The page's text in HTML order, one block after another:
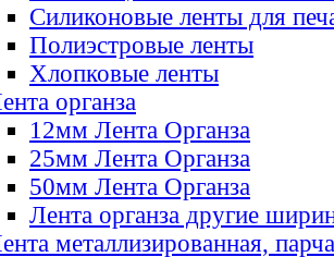
Силиконовые ленты для
Полиэстровые ленты
Хлопковые ленты
органза
12мм Лента Органза
25мм Лента Органза
50мм Лента Органза
Лента органза другие
металлизированная, парча